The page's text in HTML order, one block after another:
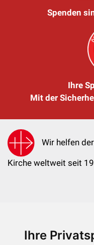
Ihre
Spenden
Ihre
Mit der
Wir helfen
Kirche weltweit seit